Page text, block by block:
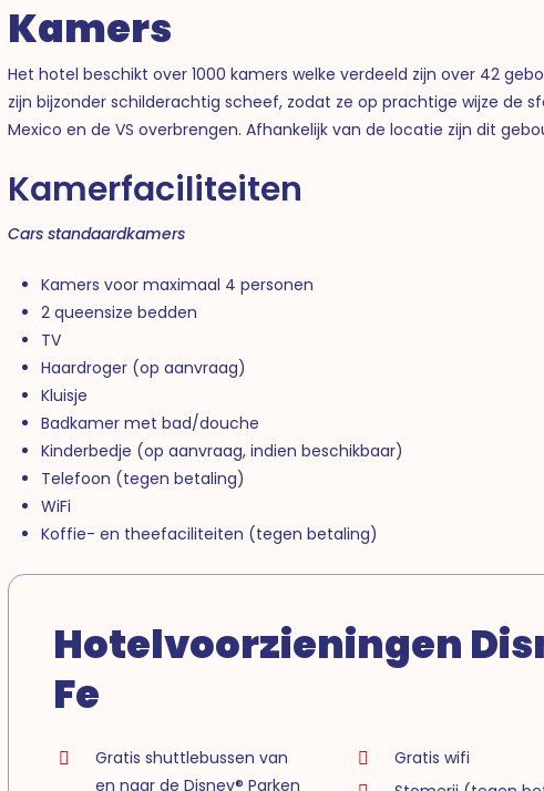
Kamers
Het hotel beschikt over 1000 kamers welke verdeeld zijn over 42
zijn bijzonder schilderachtig scheef, zodat ze op prachtige wijze de
Mexico en de VS overbrengen. Afhankelijk van de locatie zijn dit
Kamerfaciliteiten
Cars standaardkamers
Kamers voor maximaal 4 personen
2 queensize bedden
TV
Haardroger (op aanvraag)
Kluisje
Badkamer met bad/douche
Kinderbedje (op aanvraag, indien beschikbaar)
Telefoon (tegen betaling)
WiFi
Koffie- en theefaciliteiten (tegen betaling)
Hotelvoorzieningen
Fe
Gratis shuttlebussen van
en naar de Disney® Parken
Gratis wifi